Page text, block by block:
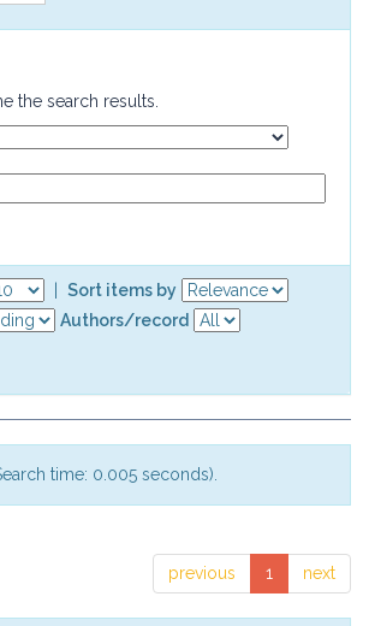
the search results.
Sort items by
Authors/record
time: 0.005 seconds).
previous 1 next